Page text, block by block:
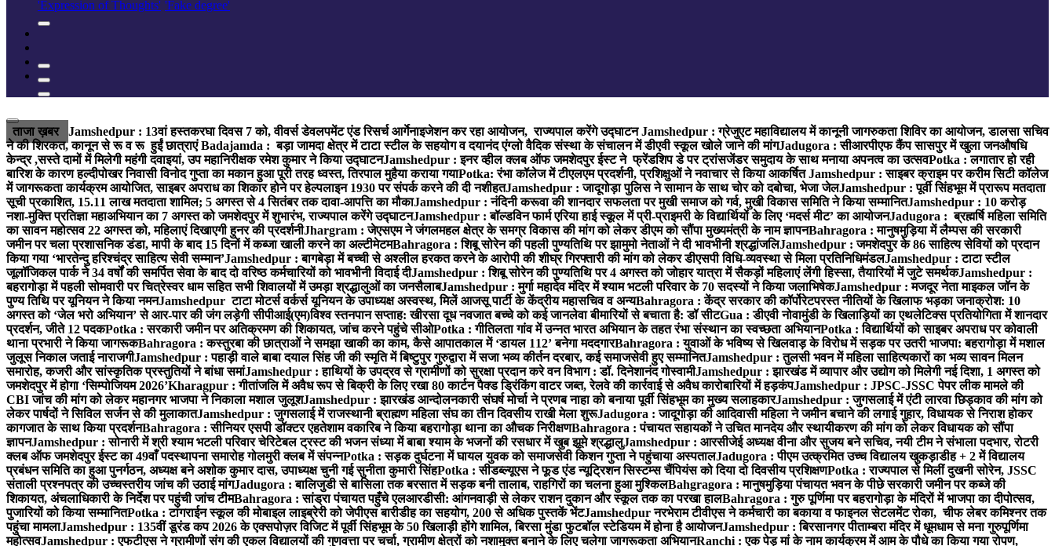
'Expression of Thoughts' 'Fake degree'
ताजा ख़बर Jamshedpur : 13वां हस्तकरघा दिवस 7 को, वीवर्स डेवलपमेंट एंड रिसर्च आर्गेनाइजेशन कर रहा आयोजन, राज्यपाल करेंगे उद्घाटनJamshedpur : ग्रेजुएट महाविद्यालय में कानूनी जागरुकता शिविर का आयोजन, डालसा सचिव
ने की शिरकत, कानून से रू व रू हुईं छात्राएंBadajamda : बड़ा जामदा क्षेत्र में टाटा स्टील के सहयोग व दयानंद एंग्लो वैदिक संस्था के संचालन में डीएवी स्कूल खोले जाने की मांगJadugora : सीआरपीएफ कैंप सासपुर में खुला जनऔषधि
केन्द्र ,सस्ते दामों में मिलेगी महंगी दवाइयां, उप महानिरीक्षक रमेश कुमार ने किया उद्घाटनJamshedpur : इनर व्हील क्लब ऑफ जमशेदपुर ईस्ट ने फ्रेंडशिप डे पर ट्रांसजेंडर समुदाय के साथ मनाया अपनत्व का उत्सवPotka : लगातार हो रही
बारिश के कारण हल्दीपोखर निवासी विनोद गुप्ता का मकान हुआ पूरी तरह ध्वस्त, तिरपाल मुहैया कराया गयाPotka: रंभा कॉलेज में टीएलएम प्रदर्शनी, प्रशिक्षुओं ने नवाचार से किया आकर्षितJamshedpur : साइबर क्राइम पर करीम सिटी कॉलेज
में जागरूकता कार्यक्रम आयोजित, साइबर अपराध का शिकार होने पर हेल्पलाइन 1930 पर संपर्क करने की दी नशीहतJamshedpur : जादूगोड़ा पुलिस ने सामान के साथ चोर को दबोचा, भेजा जेलJamshedpur : पूर्वी सिंहभूम में प्रारूप मतदाता
सूची प्रकाशित, 15.11 लाख मतदाता शामिल; 5 अगस्त से 4 सितंबर तक दावा-आपत्ति का मौकाJamshedpur : नंदिनी करूवा की शानदार सफलता पर मुखी समाज को गर्व, मुखी विकास समिति ने किया सम्मानितJamshedpur : 10 करोड़
नशा-मुक्ति प्रतिज्ञा महाअभियान का 7 अगस्त को जमशेदपुर में शुभारंभ, राज्यपाल करेंगे उद्घाटनJamshedpur : बॉल्डविन फार्म एरिया हाई स्कूल में प्री-प्राइमरी के विद्यार्थियों के लिए ‘मदर्स मीट’ का आयोजनJadugora : ब्रह्मर्षि महिला समिति
का सावन महोत्सव 22 अगस्त को, महिलाएं दिखाएगी हुनर की प्रदर्शनीJhargram : जेएसएम ने जंगलमहल क्षेत्र के समग्र विकास की मांग को लेकर डीएम को सौंपा मुख्यमंत्री के नाम ज्ञापनBahragora : मानुषमुड़िया में लैम्पस की सरकारी
जमीन पर चला प्रशासनिक डंडा, मापी के बाद 15 दिनों में कब्जा खाली करने का अल्टीमेटमBahragora : शिबू सोरेन की पहली पुण्यतिथि पर झामुमो नेताओं ने दी भावभीनी श्रद्धांजलिJamshedpur : जमशेदपुर के 86 साहित्य सेवियों को प्रदान
किया गया ‘भारतेन्दु हरिश्चंद्र साहित्य सेवी सम्मान’Jamshedpur : बागबेड़ा में बच्ची से अश्लील हरकत करने के आरोपी की शीघ्र गिरफ्तारी की मांग को लेकर डीएसपी विधि-व्यवस्था से मिला प्रतिनिधिमंडलJamshedpur : टाटा स्टील
जूलॉजिकल पार्क ने 34 वर्षों की समर्पित सेवा के बाद दो वरिष्ठ कर्मचारियों को भावभीनी विदाई दीJamshedpur : शिबू सोरेन की पुण्यतिथि पर 4 अगस्त को जोहार यात्रा में सैकड़ों महिलाएं लेंगी हिस्सा, तैयारियों में जुटे समर्थकJamshedpur :
बहरागोड़ा में पहली सोमवारी पर चित्रेस्वर धाम सहित सभी शिवालयों में उमड़ा श्रद्धालुओं का जनसैलाबJamshedpur : मुर्गा महादेव मंदिर में श्याम भटली परिवार के 70 सदस्यों ने किया जलाभिषेकJamshedpur : मजदूर नेता माइकल जॉन के
पुण्य तिथि पर यूनियन ने किया नमनJamshedpur टाटा मोटर्स वर्कर्स यूनियन के उपाध्यक्ष अस्वस्थ, मिलें आजसू पार्टी के केंद्रीय महासचिव व अन्यBahragora : केंद्र सरकार की कॉर्पोरेटपरस्त नीतियों के खिलाफ भड़का जनाक्रोश: 10
अगस्त को ‘जेल भरो अभियान’ से आर-पार की जंग लड़ेगी सीपीआई(एम)विश्व स्तनपान सप्ताह: खीरसा दूध नवजात बच्चे को कई जानलेवा बीमारियों से बचाता है: डॉ सीटGua : डीएवी नोवामुंडी के खिलाड़ियों का एथलेटिक्स प्रतियोगिता में शानदार
प्रदर्शन, जीते 12 पदकPotka : सरकारी जमीन पर अतिक्रमण की शिकायत, जांच करने पहुंचे सीओPotka : गीतिलता गांव में उन्नत भारत अभियान के तहत रंभा संस्थान का स्वच्छता अभियानPotka : विद्यार्थियों को साइबर अपराध पर कोवाली
थाना प्रभारी ने किया जागरूकBahragora : कस्तुरबा की छात्राओं ने समझा खाकी का काम, कैसे आपातकाल में ‘डायल 112’ बनेगा मददगारBahragora : युवाओं के भविष्य से खिलवाड़ के विरोध में सड़क पर उतरी भाजपा: बहरागोड़ा में मशाल
जुलूस निकाल जताई नाराजगीJamshedpur : पहाड़ी वाले बाबा दयाल सिंह जी की स्मृति में बिष्टुपुर गुरुद्वारा में सजा भव्य कीर्तन दरबार, कई समाजसेवी हुए सम्मानितJamshedpur : तुलसी भवन में महिला साहित्यकारों का भव्य सावन मिलन
समारोह, कजरी और सांस्कृतिक प्रस्तुतियों ने बांधा समांJamshedpur : हाथियों के उपद्रव से ग्रामीणों को सुरक्षा प्रदान करे वन विभाग : डॉ. दिनेशानंद गोस्वामीJamshedpur : झारखंड में व्यापार और उद्योग को मिलेगी नई दिशा, 1 अगस्त को
जमशेदपुर में होगा ‘सिम्पोजियम 2026’Kharagpur : गीतांजलि में अवैध रूप से बिक्री के लिए रखा 80 कार्टन पैक्ड ड्रिंकिंग वाटर जब्त, रेलवे की कार्रवाई से अवैध कारोबारियों में हड़कंपJamshedpur : JPSC-JSSC पेपर लीक मामले की
CBI जांच की मांग को लेकर महानगर भाजपा ने निकाला मशाल जुलूशJamshedpur : झारखंड आन्दोलनकारी संघर्ष मोर्चा ने प्रणब नाहा को बनाया पूर्वी सिंहभूम का मुख्य सलाहकारJamshedpur : जुगसलाई में एंटी लारवा छिड़काव की मांग को
लेकर पार्षदों ने सिविल सर्जन से की मुलाकातJamshedpur : जुगसलाई में राजस्थानी ब्राह्मण महिला संघ का तीन दिवसीय राखी मेला शुरूJadugora : जादूगोड़ा की आदिवासी महिला ने जमीन बचाने की लगाई गुहार, विधायक से निराश होकर
कागजात के साथ किया प्रदर्शनBahragora : सीनियर एसपी डॉक्टर एहतेशाम वकारिब ने किया बहरागोड़ा थाना का औचक निरीक्षणBahragora : पंचायत सहायकों ने उचित मानदेय और स्थायीकरण की मांग को लेकर विधायक को सौंपा
ज्ञापनJamshedpur : सोनारी में श्री श्याम भटली परिवार चेरिटेबल ट्रस्ट की भजन संध्या में बाबा श्याम के भजनों की रसधार में खुब झूमे श्रद्धालुJamshedpur : आरसीजेई अध्यक्ष वीना और सुजय बने सचिव, नयी टीम ने संभाला पदभार, रोटरी
क्लब ऑफ जमशेदपुर ईस्ट का 49वाँ पदस्थापना समारोह गोलमुरी क्लब में संपन्नPotka : सड़क दुर्घटना में घायल युवक को समाजसेवी किशन गुप्ता ने पहुंचाया अस्पतालJadugora : पीएम उत्क्रमित उच्च विद्यालय खुकड़ाडीह + 2 में विद्यालय
प्रबंधन समिति का हुआ पुनर्गठन, अध्यक्ष बने अशोक कुमार दास, उपाध्यक्ष चुनी गई सुनीता कुमारी सिंहPotka : सीडब्ल्यूएस ने फूड एंड न्यूट्रिशन सिस्टम्स चैंपियंस को दिया दो दिवसीय प्रशिक्षणPotka : राज्यपाल से मिलीं दुखनी सोरेन, JSSC
संताली प्रश्नपत्र की उच्चस्तरीय जांच की उठाई मांगJadugora : बालिजुडी से बासिला तक बरसात में सड़क बनी तालाब, राहगिरों का चलना हुआ मुश्किलBahgragora : मानुषमुड़िया पंचायत भवन के पीछे सरकारी जमीन पर कब्जे की
शिकायत, अंचलाधिकारी के निर्देश पर पहुंची जांच टीमBahragora : सांड्रा पंचायत पहुँचे एलआरडीसी: आंगनवाड़ी से लेकर राशन दुकान और स्कूल तक का परखा हालBahragora : गुरु पूर्णिमा पर बहरागोड़ा के मंदिरों में भाजपा का दीपोत्सव,
पुजारियों को किया सम्मानितPotka : टांगराईन स्कूल की मोबाइल लाइब्रेरी को जेपीएस बारीडीह का सहयोग, 200 से अधिक पुस्तकें भेंटJamshedpur नरभेराम टीवीएस ने कर्मचारी का बकाया व फाइनल सेटलमेंट रोका, चीफ लेबर कमिश्नर तक
पहुंचा मामलाJamshedpur : 135वीं डूरंड कप 2026 के एक्सपोज़र विजिट में पूर्वी सिंहभूम के 50 खिलाड़ी होंगे शामिल, बिरसा मुंडा फुटबॉल स्टेडियम में होना है आयोजनJamshedpur : बिरसानगर पीताम्बरा मंदिर में धूमधाम से मना गुरुपूर्णिमा
महोत्सवJamshedpur : एफटीएस ने ग्रामीणों संग की एकल विद्यालयों की गुणवत्ता पर चर्चा, ग्रामीण क्षेत्रों को नशामुक्त बनाने के लिए चलेगा जागरूकता अभियानRanchi : एक पेड़ मां के नाम कार्यक्रम में आम के पौधे का किया गया रोपण,